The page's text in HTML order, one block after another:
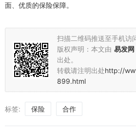
面、优质的保险保障。
扫描二维码推送至手机访
版权声明：本文由 易发网
出处。
转载请注明出处http://
899.html
标签: 保险 合作